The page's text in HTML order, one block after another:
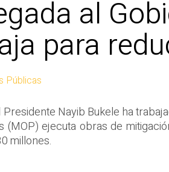
al
para
Públicas
Nayib Bukele ha
(MOP) ejecuta obras de
millones.